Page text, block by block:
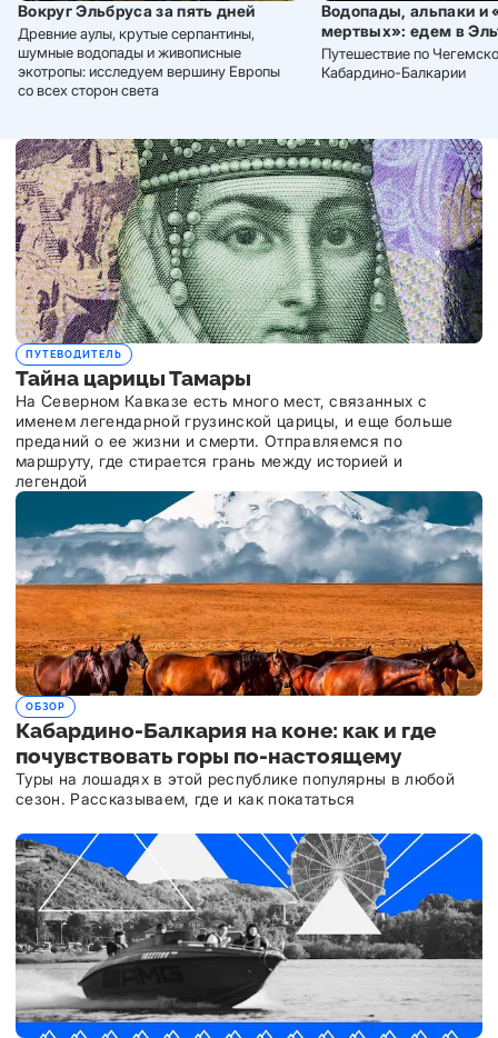
Вокруг Эльбруса за пять дней
Древние аулы, крутые серпантины,
шумные водопады и живописные
экотропы: исследуем вершину Европы
со всех сторон света
Водопады, альпаки и
мертвых»: едем в
Путешествие по
Кабардино-Балкарии
ПУТЕВОДИТЕЛЬ
Тайна царицы Тамары
На Северном Кавказе есть много мест, связанных с
именем легендарной грузинской царицы, и еще больше
преданий о ее жизни и смерти. Отправляемся по
маршруту, где стирается грань между историей и
легендой
ОБЗОР
Кабардино-Балкария на коне: как и где
почувствовать горы по-настоящему
Туры на лошадях в этой республике популярны в любой
сезон. Рассказываем, где и как покататься